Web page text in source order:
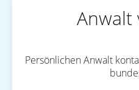
Persönlichen Anwalt